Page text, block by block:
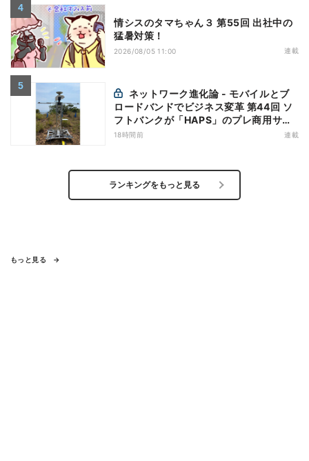
情シスのタマちゃん３ 第55回 出社中の
猛暑対策！
2026/08/05 11:00 連載
ロードバンドでビジネス変革 第44回 ソ
フトバンクが「HAPS」のプレ商用サー
ビス開始を表明、本格的な商用展開のめ
18時間前 連載
ランキングをもっと見る
もっと見る